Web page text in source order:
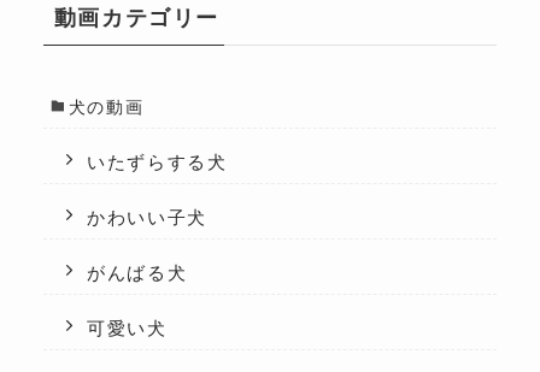
動画カテゴリー
犬の動画
いたずらする犬
かわいい子犬
がんばる犬
可愛い犬